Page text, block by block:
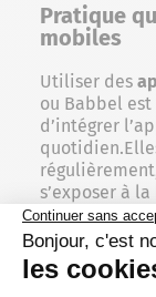
Pratique
mobiles
Utiliser des
ou Babbel
d’intégrer
s’exposer à
Cependant, si
structurée et